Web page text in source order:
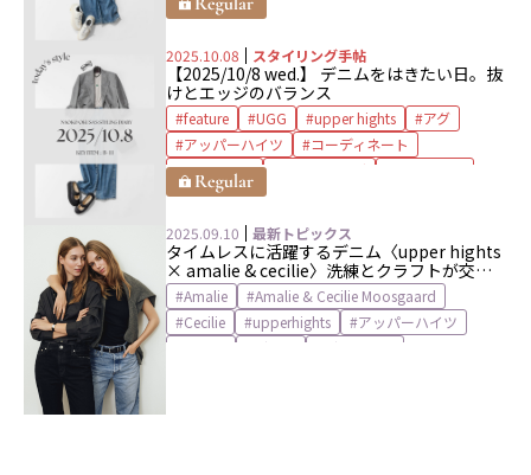
ソレル
タートルネック
大草直子
2025.10.08 スタイリング手帖
【2025/10/8 wed.】 デニムをはきたい日。抜
けとエッジのバランス
feature UGG upper hights
アグ
アッパーハイツ
コーディネート
ジャケット
スタイリング
デニム
厚底
2025.09.10
最新トピックス
タイムレスに活躍するデニム 〈upper hights
× amalie & cecilie〉 洗練とクラフトが交差
する、特別なコラボレーションデニムが9月
10日（水）に発売
Amalie
Amalie & Cecilie Moosgaard
Cecilie
upperhights
アッパーハイツ
デニム デンマーク